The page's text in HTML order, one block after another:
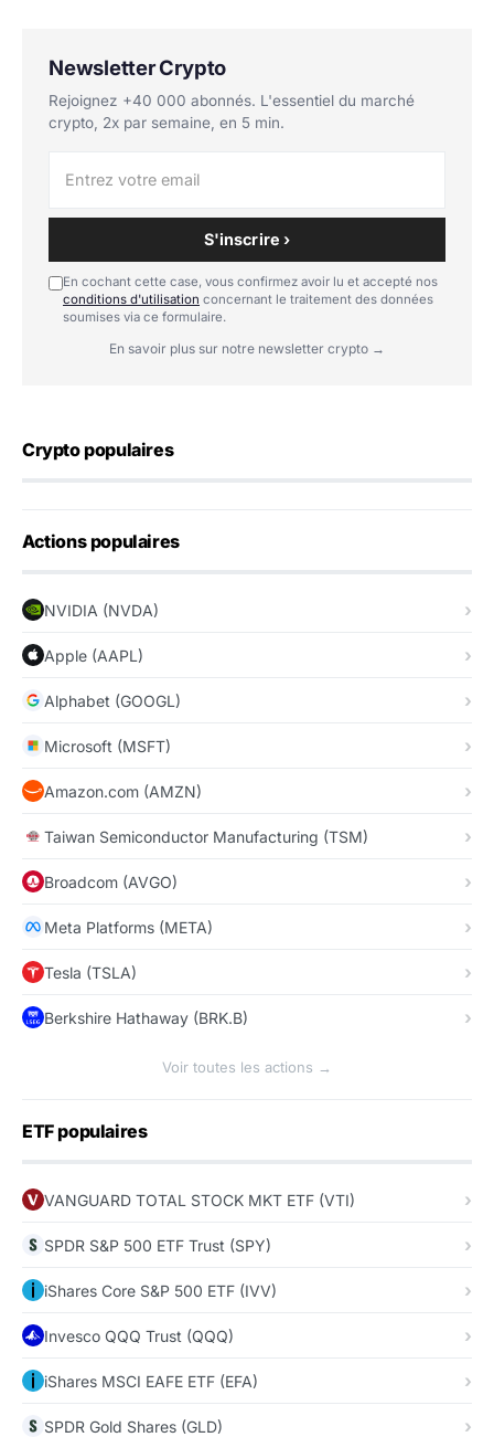
Newsletter Crypto
Rejoignez +40 000 abonnés. L'essentiel du marché
crypto, 2x par semaine, en 5 min.
S'inscrire ›
En cochant cette case, vous confirmez avoir lu et accepté nos
conditions d'utilisation concernant le traitement des données
soumises via ce formulaire.
En savoir plus sur notre newsletter crypto →
Crypto populaires
Actions populaires
NVIDIA (NVDA)
Apple (AAPL)
Alphabet (GOOGL)
Microsoft (MSFT)
Amazon.com (AMZN)
Taiwan Semiconductor Manufacturing (TSM)
Broadcom (AVGO)
Meta Platforms (META)
Tesla (TSLA)
Berkshire Hathaway (BRK.B)
Voir toutes les actions →
ETF populaires
VANGUARD TOTAL STOCK MKT ETF (VTI)
SPDR S&P 500 ETF Trust (SPY)
iShares Core S&P 500 ETF (IVV)
Invesco QQQ Trust (QQQ)
iShares MSCI EAFE ETF (EFA)
SPDR Gold Shares (GLD)